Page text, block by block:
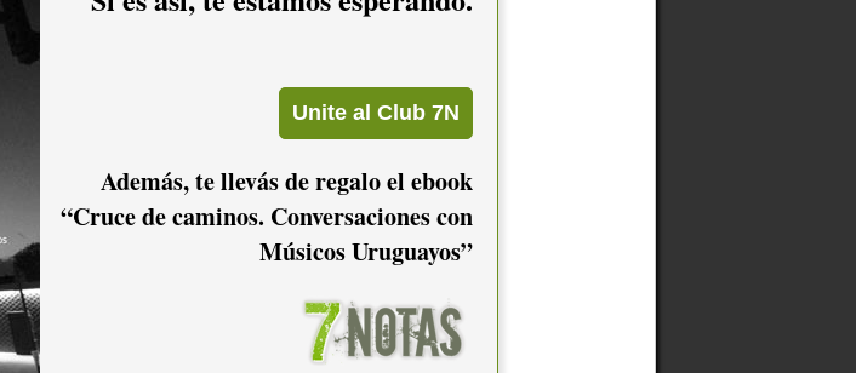
2009
Además, te llevás de regalo el ebook
“Cruce de caminos. Conversaciones con
Músicos Uruguayos”